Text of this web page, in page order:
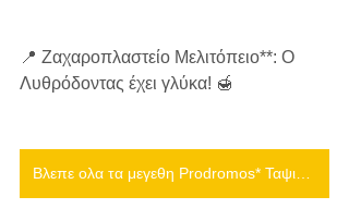
📍 Ζαχαροπλαστείο Μελιτόπειο**: Ο
Λυθρόδοντας έχει γλύκα! 🍯